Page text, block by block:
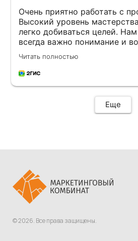
Очень приятно работать с
Высокий уровень
легко добиваться целей. Нам
всегда важно понимание и
бизнес. Так в этом
современный подход в
отличные коммуникации, и
Читать полностью
Еще
© 2026. Все права защищены.